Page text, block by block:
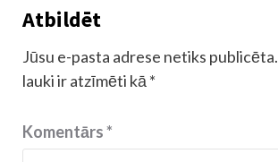
Atbildēt
Jūsu e-pasta adrese netiks publicēta.
lauki ir atzīmēti kā *
Komentārs*